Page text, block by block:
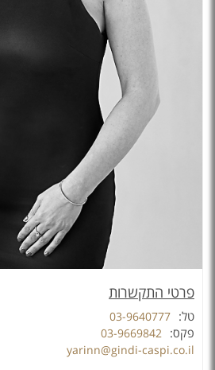
פרטי התקשרות
טל: 03-9640777
פקס: 03-9669842
yarinn@gindi-caspi.co.il